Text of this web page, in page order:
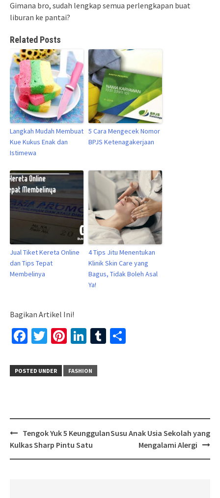
Gimana bro, sudah lengkap semua perlengkapan buat
liburan ke pantai?
Related Posts
Langkah Mudah Membuat
Kue Kukus Enak dan
Istimewa
5 Cara Mengecek Nomor
BPJS Ketenagakerjaan
Jual Tiket Kereta Online
dan Tips Tepat
Membelinya
4 Tips Jitu Menentukan
Klinik Skin Care yang
Bagus, Tidak Boleh Asal
Ya!
Bagikan Artikel Ini!
Facebook
TwitterPinterest
LinkedIn
Tumblr
POSTED UNDER FASHION
Post
navigation
Tengok Yuk 5 Keunggulan
Kulkas Sharp Pintu Satu
Susu Anak Usia Sekolah yang
Mengalami Alergi